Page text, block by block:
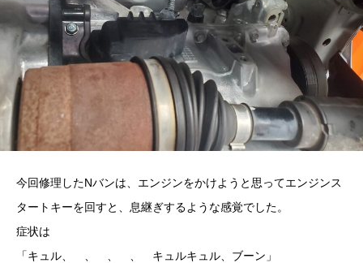
今回修理したNバンは、エンジンをかけようと思ってエンジンス
タートキーを回すと、息継ぎするような感覚でした。
症状は
「キュル、 、 、 、 キュルキュル、ブーン」